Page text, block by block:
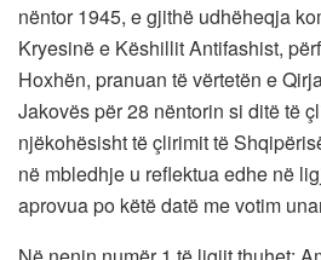
nëntor 1945, e gjithë udhëheqja
Kryesinë e Këshillit Antifashist,
Hoxhën, pranuan të vërtetën e
Jakovës për 28 nëntorin si ditë të
njëkohësisht të çlirimit të
në mbledhje u reflektua edhe në
aprovua po këtë datë me votim